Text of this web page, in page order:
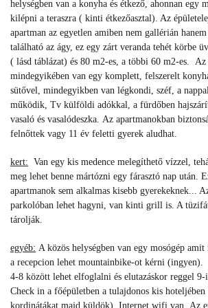
helységben van a konyha és étkező, ahonnan egy
kilépni a teraszra ( kinti étkezőasztal). Az
apartman az egyetlen amiben nem gallérián
található az ágy, ez egy zárt veranda tehét körbe
( lásd táblázat) és 80 m2-es, a többi 60 m2-es.
Az
mindegyikében van egy komplett, felszerelt
sütővel, mindegyikben van légkondi, széf, a
működik, Tv külföldi adókkal, a fürdőben
vasaló és vasalódeszka. Az apartmanokban
felnőttek vagy 11 év feletti gyerek aludhat.
kert: Van egy kis medence melegíthető vízzel,
meg lehet benne mártózni egy fárasztó nap után.
apartmanok sem alkalmas kisebb gyerekeknek...
parkolóban lehet hagyni, van kinti grill is. A t
tárolják.
egyéb: A közös helységben van egy mosógép amit
a recepcion lehet mountainbike-ot kérni (ingyen).
4-8 között lehet elfoglalni és elutazáskor reggel 9-
Check in a főépületben a tulajdonos kis hoteljében
kordinátákat majd küldök). Internet wifi van. Az